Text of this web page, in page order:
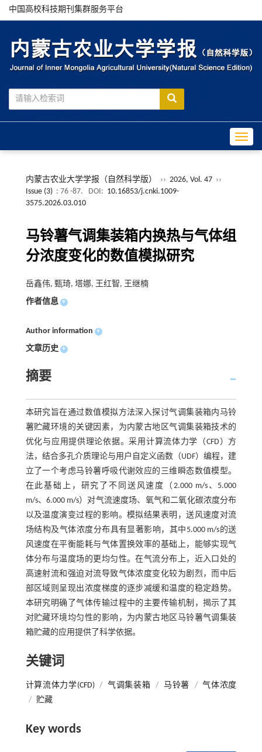
中国高校科技期刊集群服务平台
内蒙古农业大学学报（自然科学版） ›› 2026, Vol. 47 ››
Issue (3) : 76 -87. DOI: 10.16853/j.cnki.1009-
3575.2026.03.010
马铃薯气调集装箱内换热与气体组
分浓度变化的数值模拟研究
岳鑫伟, 甄琦, 塔娜, 王红智, 王继楠
作者信息 +
Author information +
文章历史 +
摘要
本研究旨在通过数值模拟方法深入探讨气调集装箱内马铃
薯贮藏环境的关键因素，为内蒙古地区气调集装箱技术的
优化与应用提供理论依据。采用计算流体力学（CFD）方
法，结合多孔介质理论与用户自定义函数（UDF）编程，建
立了一个考虑马铃薯呼吸代谢效应的三维瞬态数值模型。
在此基础上，研究了不同送风速度（2.000 m/s、5.000
m/s、6.000 m/s）对气流速度场、氧气和二氧化碳浓度分布
以及温度演变过程的影响。模拟结果表明，送风速度对流
场结构及气体浓度分布具有显著影响，其中5.000 m/s的送
风速度在平衡能耗与气体置换效率的基础上，能够实现气
体分布与温度场的更均匀性。在气流分布上，近入口处的
高速射流和强迫对流导致气体浓度变化较为剧烈，而中后
部区域则呈现出浓度梯度的逐步减缓和温度的稳定趋势。
本研究明确了气体传输过程中的主要传输机制，揭示了其
对贮藏环境均匀性的影响，为内蒙古地区马铃薯气调集装
箱贮藏的应用提供了科学依据。
关键词
计算流体力学(CFD) / 气调集装箱 / 马铃薯 / 气体浓度
/
贮藏
Key words